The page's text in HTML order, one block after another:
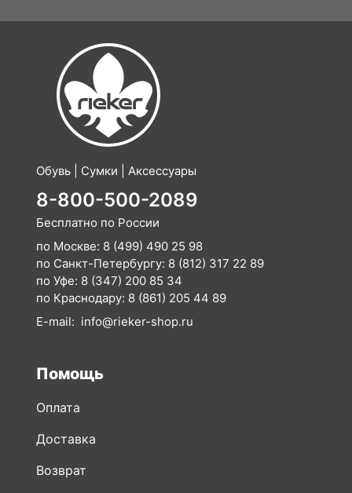
Обувь | Сумки | Аксессуары
8-800-500-2089
Бесплатно по России
по Москве: 8 (499) 490 25 98
по Санкт-Петербургу: 8 (812) 317 22 89
по Уфе: 8 (347) 200 85 34
по Краснодару: 8 (861) 205 44 89
E-mail: info@rieker-shop.ru
Помощь
Оплата
Доставка
Возврат